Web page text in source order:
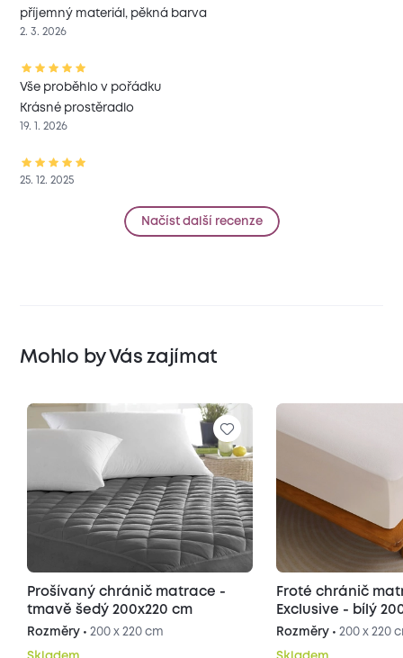
příjemný materiál, pěkná barva
2. 3. 2026
Vše proběhlo v pořádku
Krásné prostěradlo
19. 1. 2026
25. 12. 2025
Načíst další recenze
Mohlo by Vás zajímat
Prošívaný chránič matrace -
tmavě šedý 200x220 cm
Rozměry • 200 x 220 cm
Froté chránič matrace
Exclusive -
Rozměry •200 x 220